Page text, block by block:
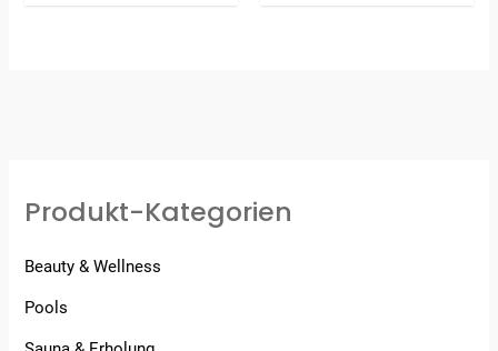
Produkt-Kategorien
Beauty & Wellness
Pools